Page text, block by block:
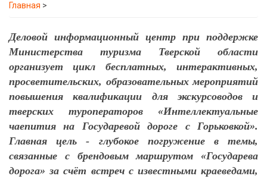
Главная >
Деловой информационный центр при поддержке
Министерства туризма Тверской области
организует цикл бесплатных, интерактивных,
просветительских, образовательных мероприятий
повышения квалификации для экскурсоводов и
тверских туроператоров «Интеллектуальные
чаепития на Государевой дороге с Горьковкой».
Главная цель - глубокое погружение в темы,
связанные с брендовым маршрутом «Государева
дорога» за счёт встреч с известными краеведами,